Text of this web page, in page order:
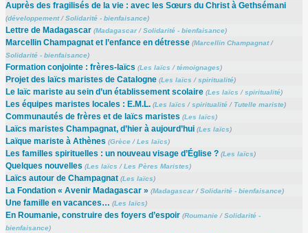
Auprès des fragilisés de la vie : avec les Sœurs du Christ à Gethsémani
(développement/Solidarité - bienfaisance)
Lettre de Madagascar (Madagascar/Solidarité - bienfaisance)
Marcellin Champagnat et l’enfance en détresse (Marcellin Champagnat/
Solidarité - bienfaisance)
Formation conjointe : frères-laïcs (Les laïcs /témoignages)
Projet des laïcs maristes de Catalogne (Les laïcs / spiritualité)
Le laïc mariste au sein d’un établissement scolaire (Les laïcs /spiritualité)
Les équipes maristes locales : E.M.L. (Les laïcs / spiritualité/ Tutelle mariste)
Communautés de frères et de laïcs maristes (Les laïcs)
Laïcs maristes Champagnat, d’hier à aujourd’hui (Les laïcs)
Laïque mariste à Athènes (Grèce/Les laïcs)
Les familles spirituelles : un nouveau visage d’Église ? (Les laïcs)
Quelques nouvelles (Les laïcs /Les Pères Maristes)
Laïcs autour de Champagnat (Les laïcs)
La Fondation « Avenir Madagascar » (Madagascar/Solidarité - bienfaisance)
Une famille en vacances… (Les laïcs)
En Roumanie, construire des foyers d’espoir (Roumanie/Solidarité -
bienfaisance)